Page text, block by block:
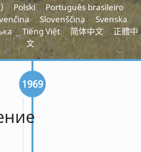
Polski
Português brasileiro
Slovenščina
Svenska
Tiếng Việt 简体中文
正體中
文
1969